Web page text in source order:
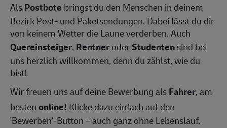
AlsPostbote bringst du den Menschen in deinem
Bezirk Post- und Paketsendungen. Dabei lässt du dir
von keinem Wetter die Laune verderben. Auch
Quereinsteiger, RentneroderStudentensind bei
uns herzlich willkommen, denn du zählst, wie du
bist!
Wir freuen uns auf deine Bewerbung alsFahrer, am
bestenonline! Klicke dazu einfach auf den
'Bewerben'-Button – auch ganz ohne Lebenslauf.